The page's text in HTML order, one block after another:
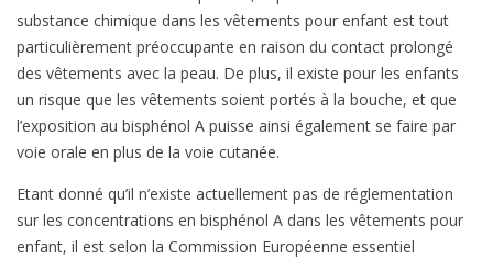
substance chimique dans les vêtements pour enfant est tout
particulièrement préoccupante en raison du contact prolongé
des vêtements avec la peau. De plus, il existe pour les enfants
un risque que les vêtements soient portés à la bouche, et que
l’exposition au bisphénol A puisse ainsi également se faire par
voie orale en plus de la voie cutanée.
Etant donné qu’il n’existe actuellement pas de réglementation
sur les concentrations en bisphénol A dans les vêtements pour
enfant, il est selon la Commission Européenne essentiel